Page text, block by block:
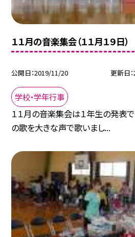
１１月の音楽集会（１１月１９日）
公開日 2019/11/20 更新日
学校・学年行事
１１月の音楽集会は１年生の発表で
の歌を大きな声で歌いまし...